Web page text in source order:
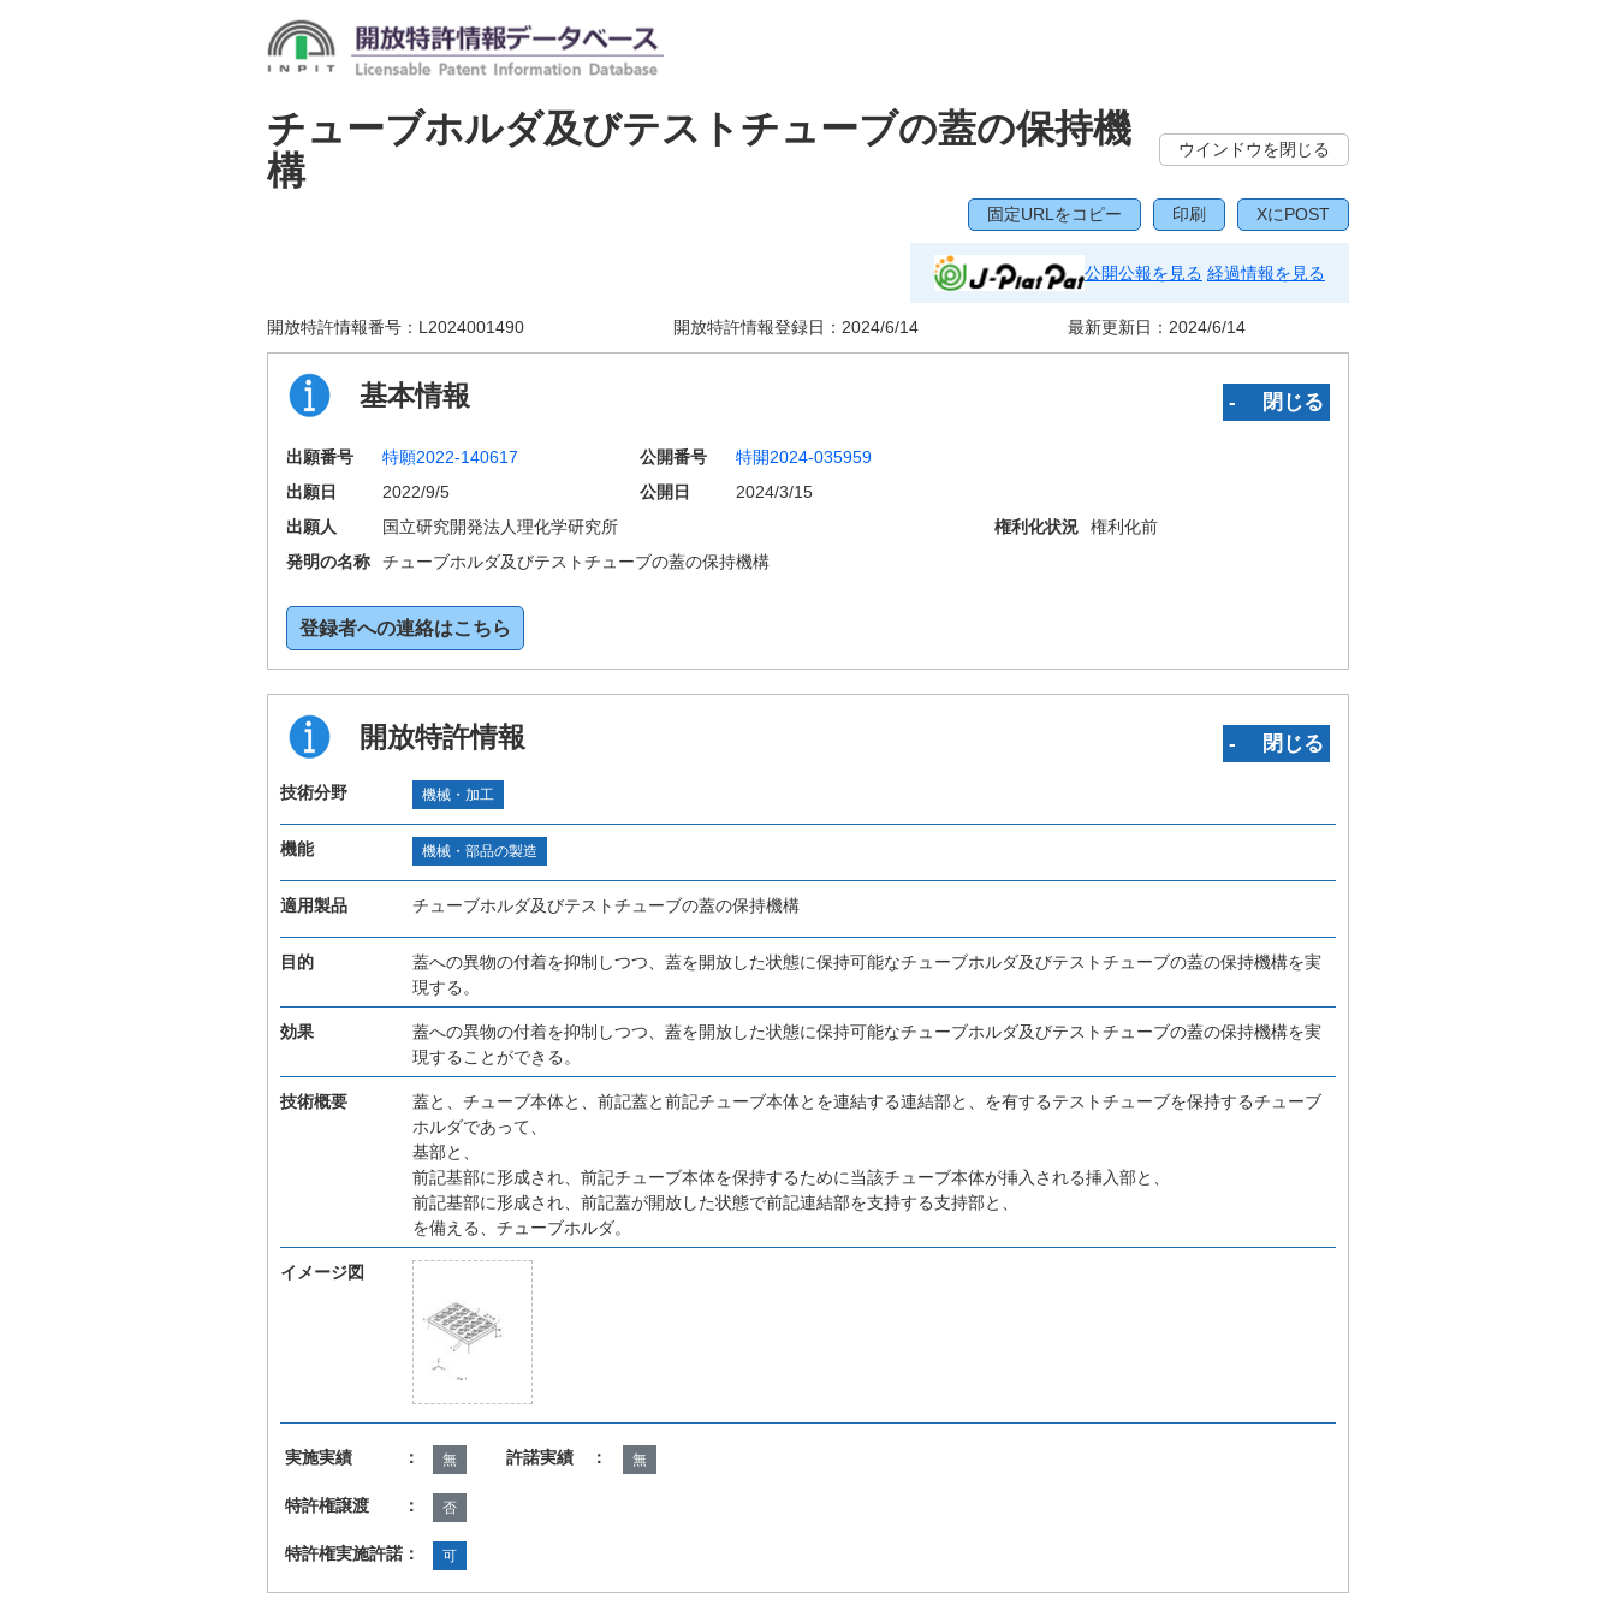
チューブホルダ及びテストチューブの蓋の保持機
構
ウインドウを閉じる
固定URLをコピー 印刷 XにPOST
公開公報を見る 経過情報を見る
開放特許情報番号： L2024001490 開放特許情報登録日： 2024/6/14 最新更新日： 2024/6/14
基本情報 ‐ 閉じる
出願番号 特願2022-140617 公開番号
特開2024-035959
出願日
2022/9/5 公開日
2024/3/15
出願人
国立研究開発法人理化学研究所 権利化状況
権利化前
発明の名称
チューブホルダ及びテストチューブの蓋の保持機構
登録者への連絡はこちら
開放特許情報 ‐ 閉じる
技術分野 機械・加工
機能 機械・部品の製造
適用製品 チューブホルダ及びテストチューブの蓋の保持機構
目的
蓋への異物の付着を抑制しつつ、蓋を開放した状態に保持可能なチューブホルダ及びテストチューブの蓋の保持機構を実
現する。
効果
蓋への異物の付着を抑制しつつ、蓋を開放した状態に保持可能なチューブホルダ及びテストチューブの蓋の保持機構を実
現することができる。
技術概要
蓋と、チューブ本体と、前記蓋と前記チューブ本体とを連結する連結部と、を有するテストチューブを保持するチューブ
ホルダであって、
基部と、
前記基部に形成され、前記チューブ本体を保持するために当該チューブ本体が挿入される挿入部と、
前記基部に形成され、前記蓋が開放した状態で前記連結部を支持する支持部と、
を備える、チューブホルダ。
イメージ図
実施実績 ： 無 許諾実績 ： 無
特許権譲渡 ： 否
特許権実施許諾： 可